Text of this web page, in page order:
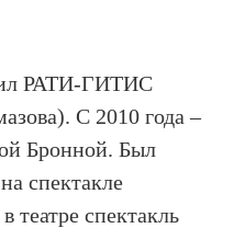
РАТИ-ГИТИС
С 2010 года –
Бронной. Был
спектакле
театре спектакль